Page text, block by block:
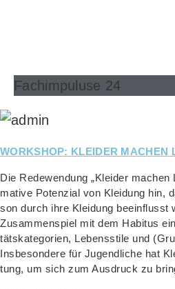
Fachimpuluse 24
WORKSHOP: KLEIDER MACHEN
Die Rede­wen­dung „Klei­der
ma­ti­ve Poten­zi­al von Klei­dung hin,
son durch ihre Klei­dung beein­flusst
Zusam­men­spiel mit dem Habi­tus
täts­ka­te­go­rien, Lebens­sti­le und
Ins­be­son­de­re für Jugend­li­che hat
tung, um sich zum Aus­druck zu